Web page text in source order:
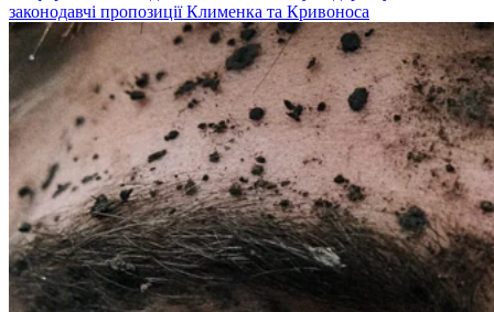
законодавчі пропозиції Клименка та Кривоноса